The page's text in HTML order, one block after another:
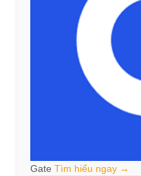
Gate Tìm hiểu ngay →